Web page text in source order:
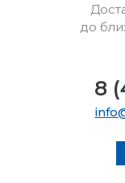
до
8